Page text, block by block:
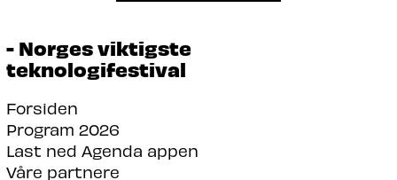
- Norges viktigste
teknologifestival
Forsiden
Program 2026
Last ned Agenda appen
Våre partnere